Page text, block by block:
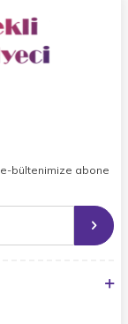
bültenimize abone